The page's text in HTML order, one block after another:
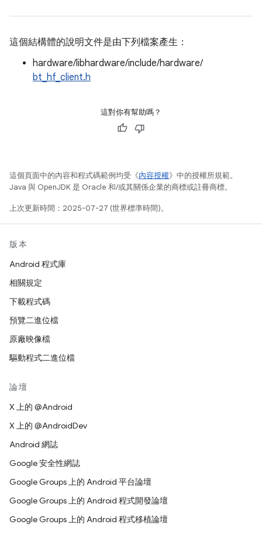
這個結構體的說明文件是由下列檔案產生：
hardware/libhardware/include/hardware/
bt_hf_client.h
這對你有幫助嗎？
這個頁面中的內容和程式碼範例均受《內容授權》中的授權所規範。
Java 與 OpenJDK 是 Oracle 和/或其關係企業的商標或註冊商標。
上次更新時間：2025-07-27 (世界標準時間)。
版本
Android 程式庫
相關規定
下載程式碼
預覽二進位檔
原廠映像檔
驅動程式二進位檔
論壇
X 上的 @Android
X 上的 @AndroidDev
Android 網誌
Google 安全性網誌
Google Groups 上的 Android 平台論壇
Google Groups 上的 Android 程式開發論壇
Google Groups 上的 Android 程式移植論壇